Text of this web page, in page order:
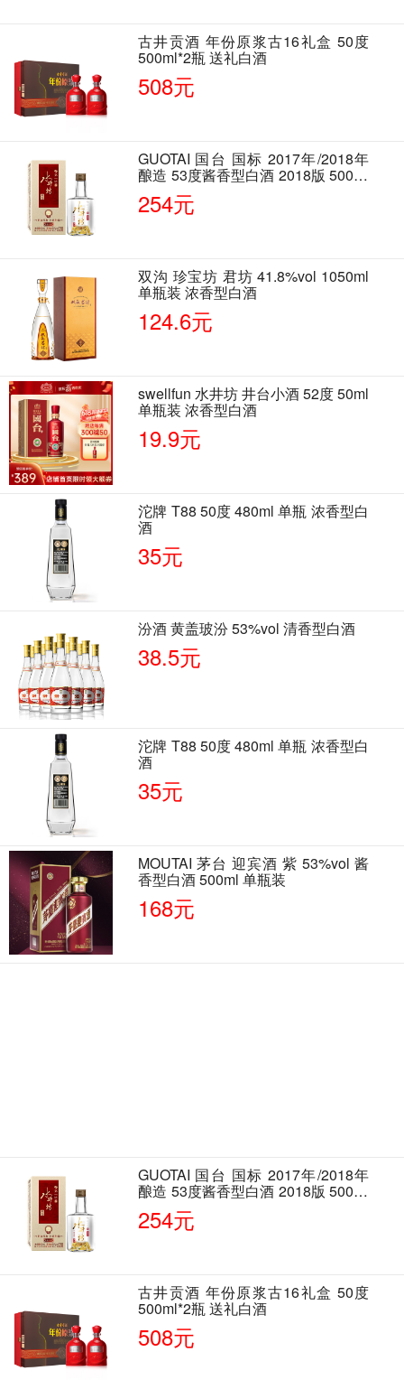
古井贡酒 年份原浆古16礼盒 50度
500ml*2瓶 送礼白酒
508元
GUOTAI 国台 国标 2017年/2018年
酿造 53度酱香型白酒 2018版 500ml
单瓶装
254元
双沟 珍宝坊 君坊 41.8%vol 1050ml
单瓶装 浓香型白酒
124.6元
swellfun 水井坊 井台小酒 52度 50ml
单瓶装 浓香型白酒
19.9元
沱牌 T88 50度 480ml 单瓶 浓香型白
酒
35元
汾酒 黄盖玻汾 53%vol 清香型白酒
38.5元
沱牌 T88 50度 480ml 单瓶 浓香型白
酒
35元
MOUTAI 茅台 迎宾酒 紫 53%vol 酱
香型白酒 500ml 单瓶装
168元
GUOTAI 国台 国标 2017年/2018年
酿造 53度酱香型白酒 2018版 500ml
单瓶装
254元
古井贡酒 年份原浆古16礼盒 50度
500ml*2瓶 送礼白酒
508元